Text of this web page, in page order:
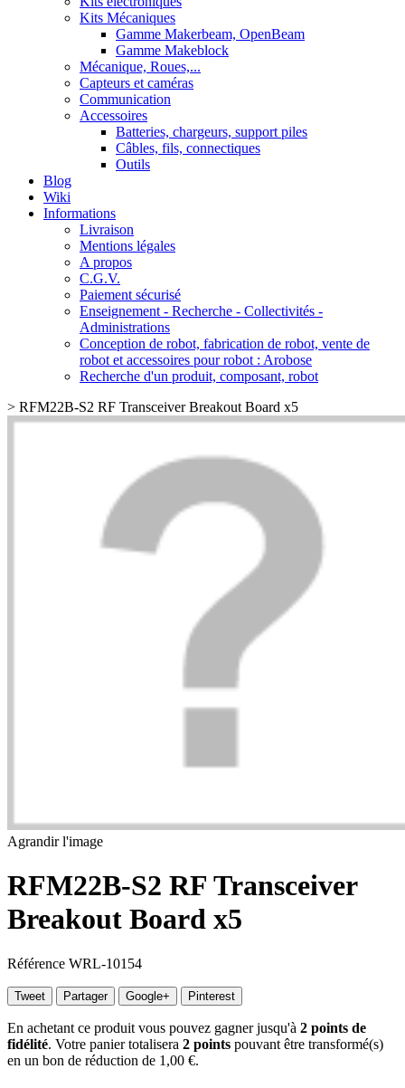
Kits Mécaniques
Gamme Makerbeam, OpenBeam
Gamme Makeblock
Mécanique, Roues,...
Capteurs et caméras
Communication
Accessoires
Batteries, chargeurs, support piles
Câbles, fils, connectiques
Outils
Blog
Wiki
Informations
Livraison
Mentions légales
A propos
C.G.V.
Paiement sécurisé
Enseignement - Recherche - Collectivités -
Administrations
Conception de robot, fabrication de robot, vente de
robot et accessoires pour robot : Arobose
Recherche d'un produit, composant, robot
> RFM22B-S2 RF Transceiver Breakout Board x5
Agrandir l'image
RFM22B-S2 RF Transceiver
Breakout Board x5
Référence WRL-10154
Tweet Partager Google+ Pinterest
En achetant ce produit vous pouvez gagner jusqu'à 2 points de
fidélité. Votre panier totalisera 2 points pouvant être transformé(s)
en un bon de réduction de 1,00 €.